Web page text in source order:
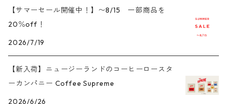
【サマーセール開催中！】〜8/15 一部商品を
20％off！
2026/7/19
【新入荷】ニュージーランドのコーヒーロースタ
ーカンパニー Coffee Supreme
2026/6/26